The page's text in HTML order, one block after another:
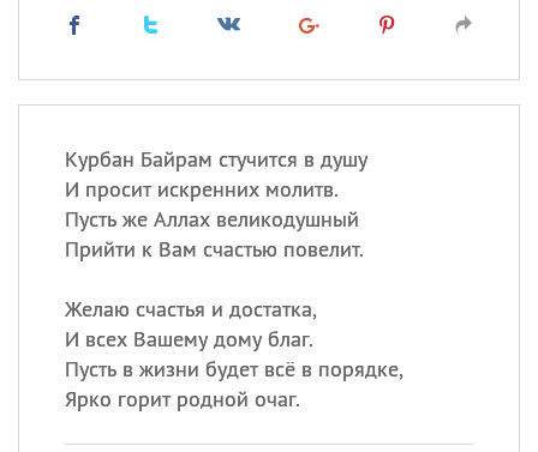
Курбан Байрам стучится в душу
И просит искренних молитв.
Пусть же Аллах великодушный
Прийти к Вам счастью повелит.
Желаю счастья и достатка,
И всех Вашему дому благ.
Пусть в жизни будет всё в порядке,
Ярко горит родной очаг.